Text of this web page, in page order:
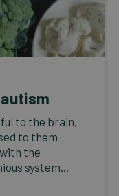
to the brain,
to them
the
system...